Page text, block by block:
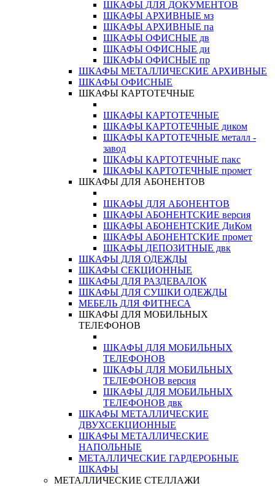
ШКАФЫ ДЛЯ ДОКУМЕНТОВ
ШКАФЫ АРХИВНЫЕ мз
ШКАФЫ АРХИВНЫЕ па
ШКАФЫ ОФИСНЫЕ дв
ШКАФЫ ОФИСНЫЕ ди
ШКАФЫ ОФИСНЫЕ пр
ШКАФЫ МЕТАЛЛИЧЕСКИЕ АРХИВНЫЕ
ШКАФЫ ОФИСНЫЕ
ШКАФЫ КАРТОТЕЧНЫЕ
ШКАФЫ КАРТОТЕЧНЫЕ
ШКАФЫ КАРТОТЕЧНЫЕ диком
ШКАФЫ КАРТОТЕЧНЫЕ металл -
завод
ШКАФЫ КАРТОТЕЧНЫЕ пакс
ШКАФЫ КАРТОТЕЧНЫЕ промет
ШКАФЫ ДЛЯ АБОНЕНТОВ
ШКАФЫ ДЛЯ АБОНЕНТОВ
ШКАФЫ АБОНЕНТСКИЕ версия
ШКАФЫ АБОНЕНТСКИЕ ДиКом
ШКАФЫ АБОНЕНТСКИЕ промет
ШКАФЫ ДЕПОЗИТНЫЕ двк
ШКАФЫ ДЛЯ ОДЕЖДЫ
ШКАФЫ СЕКЦИОННЫЕ
ШКАФЫ ДЛЯ РАЗДЕВАЛОК
ШКАФЫ ДЛЯ СУШКИ ОДЕЖДЫ
МЕБЕЛЬ ДЛЯ ФИТНЕСА
ШКАФЫ ДЛЯ МОБИЛЬНЫХ
ТЕЛЕФОНОВ
ШКАФЫ ДЛЯ МОБИЛЬНЫХ
ТЕЛЕФОНОВ
ШКАФЫ ДЛЯ МОБИЛЬНЫХ
ТЕЛЕФОНОВ версия
ШКАФЫ ДЛЯ МОБИЛЬНЫХ
ТЕЛЕФОНОВ двк
ШКАФЫ МЕТАЛЛИЧЕСКИЕ
ДВУХСЕКЦИОННЫЕ
ШКАФЫ МЕТАЛЛИЧЕСКИЕ
НАПОЛЬНЫЕ
МЕТАЛЛИЧЕСКИЕ ГАРДЕРОБНЫЕ
ШКАФЫ
МЕТАЛЛИЧЕСКИЕ СТЕЛЛАЖИ